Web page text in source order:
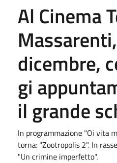
Al Cinema
dicembre,
gi
il grande
In programmazione "Oi vita
torna: "Zootropolis 2". In
"Un crimine imperfetto".